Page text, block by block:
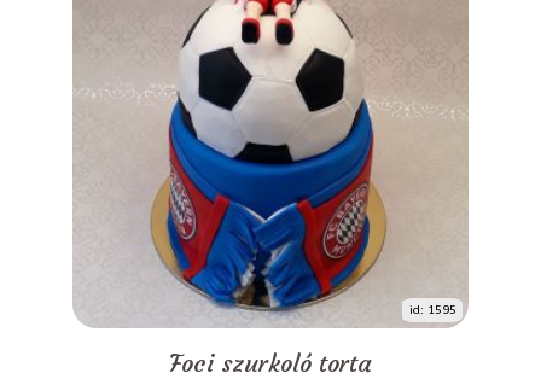
id: 1595
Foci szurkoló torta